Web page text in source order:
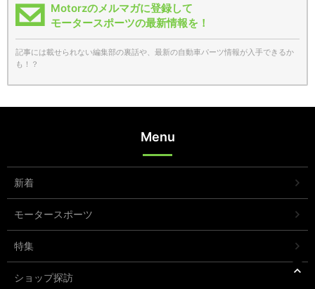
Motorzのメルマガに登録して
モータースポーツの最新情報を！
記事には載せられない編集部の裏話や、最新の自動車パーツ情報が入手できるか
も！？
Menu
新着
モータースポーツ
特集
ショップ探訪